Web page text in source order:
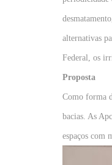
alternativas
Federal, os
Proposta
Como forma
bacias. As
espaços com